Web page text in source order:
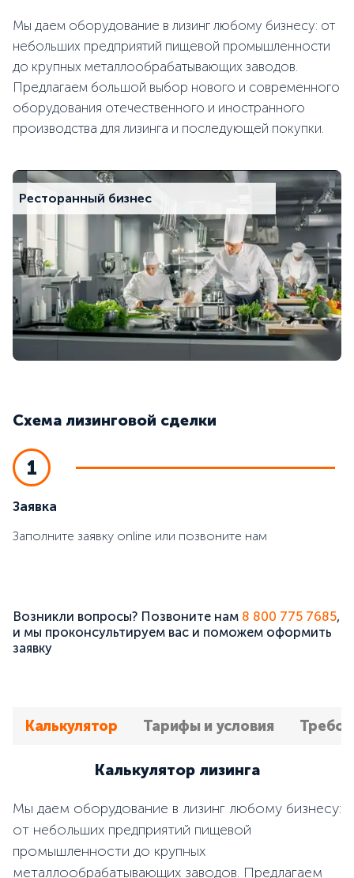
Мы даем оборудование в лизинг любому бизнесу: от
небольших предприятий пищевой промышленности
до крупных металлообрабатывающих заводов.
Предлагаем большой выбор нового и современного
оборудования отечественного и иностранного
производства для лизинга и последующей покупки.
Ресторанный бизнес
Схема лизинговой сделки
1
Заявка
Заполните заявку online или позвоните нам
Возникли вопросы? Позвоните нам 8 800 775 7685,
и мы проконсультируем вас и поможем оформить
заявку
Калькулятор Тарифы и условия
Калькулятор лизинга
Мы даем оборудование в лизинг любому бизнесу:
от небольших предприятий пищевой
промышленности до крупных
металлообрабатывающих заводов. Предлагаем